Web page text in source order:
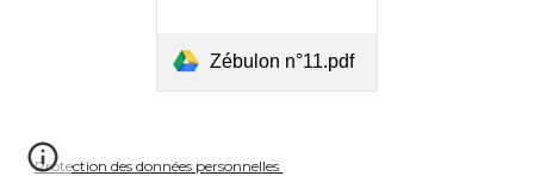
Zébulon n°11.pdf
Protection des données personnelles